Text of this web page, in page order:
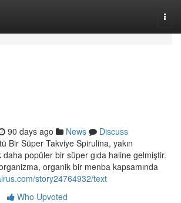
90 days ago News
Discuss
Bir Süper Takviye Spirulina, yakın
popüler bir süper gıda haline gelmiştir.
organik bir menba kapsamında
story24764932/text
Who Upvoted